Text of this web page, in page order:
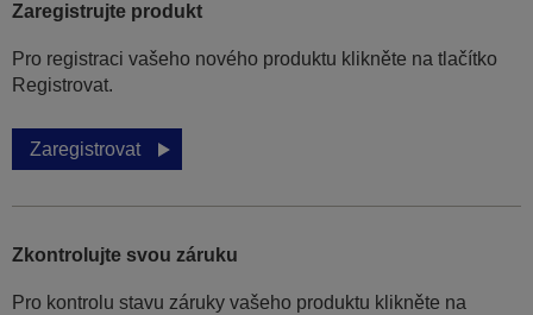
Zaregistrujte produkt
Pro registraci vašeho nového produktu klikněte na tlačítko
Registrovat.
Zaregistrovat
Zkontrolujte svou záruku
Pro kontrolu stavu záruky vašeho produktu klikněte na